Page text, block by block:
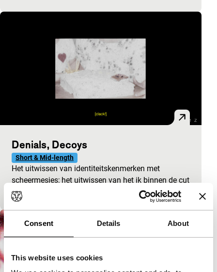
Consent Details About
This website uses cookies
Denials, Decoys
Short & Mid-length
Het uitwissen van identiteitskenmerken met
scheermesjes; het uitwissen van het ik binnen de cut
van een frame.